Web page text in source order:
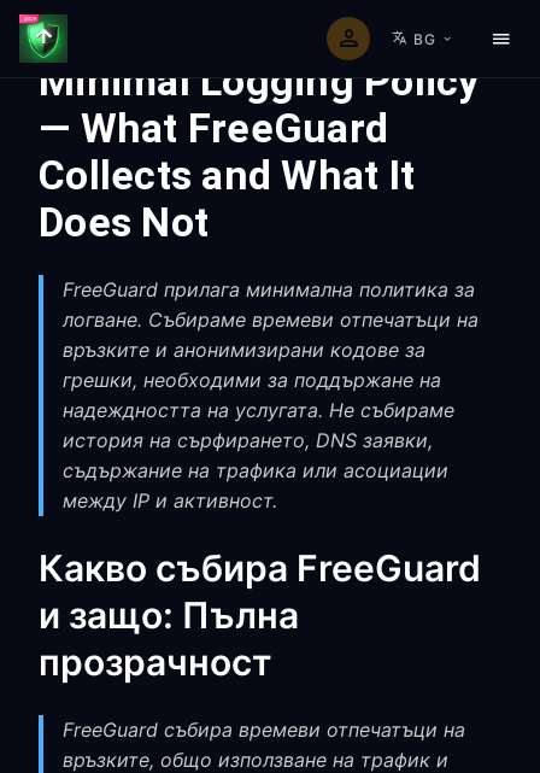
BG
Minimal Logging Policy
— What FreeGuard
Collects and What It
Does Not
FreeGuard прилага минимална политика за
логване. Събираме времеви отпечатъци на
връзките и анонимизирани кодове за
грешки, необходими за поддържане на
надеждността на услугата. Не събираме
история на сърфирането, DNS заявки,
съдържание на трафика или асоциации
между IP и активност.
Какво събира FreeGuard
и защо: Пълна
прозрачност
FreeGuard събира времеви отпечатъци на
връзките, общо използване на трафик и